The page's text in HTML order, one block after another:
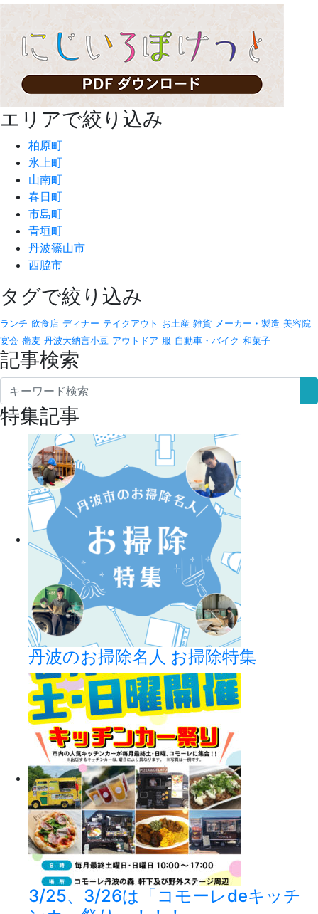
エリアで絞り込み
柏原町
氷上町
山南町
春日町
市島町
青垣町
丹波篠山市
西脇市
タグで絞り込み
ランチ 飲食店 ディナー テイクアウト お土産 雑貨 メーカー・製造 美容院
宴会 蕎麦 丹波大納言小豆 アウトドア 服 自動車・バイク 和菓子
記事検索
特集記事
丹波のお掃除名人 お掃除特集
3/25、3/26は「コモーレdeキッチ